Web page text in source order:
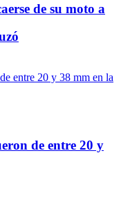
de su moto a
de entre 20 y